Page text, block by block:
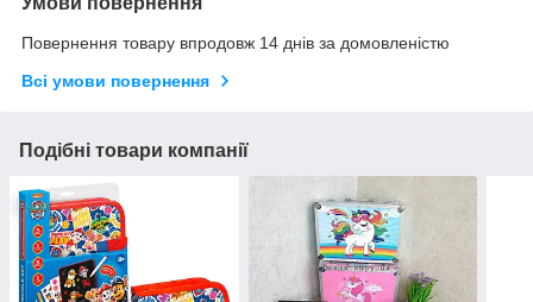
Повернення товару впродовж 14 днів за домовленістю
Всі умови повернення
Подібні товари компанії